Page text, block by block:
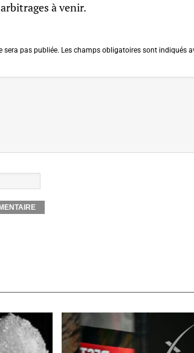
à venir.
sera pas publiée. Les champs obligatoires sont indiqués